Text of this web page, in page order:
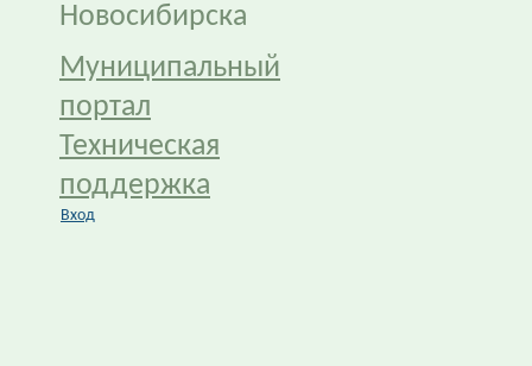
Новосибирска
Муниципальный
портал
Техническая
поддержка
Вход